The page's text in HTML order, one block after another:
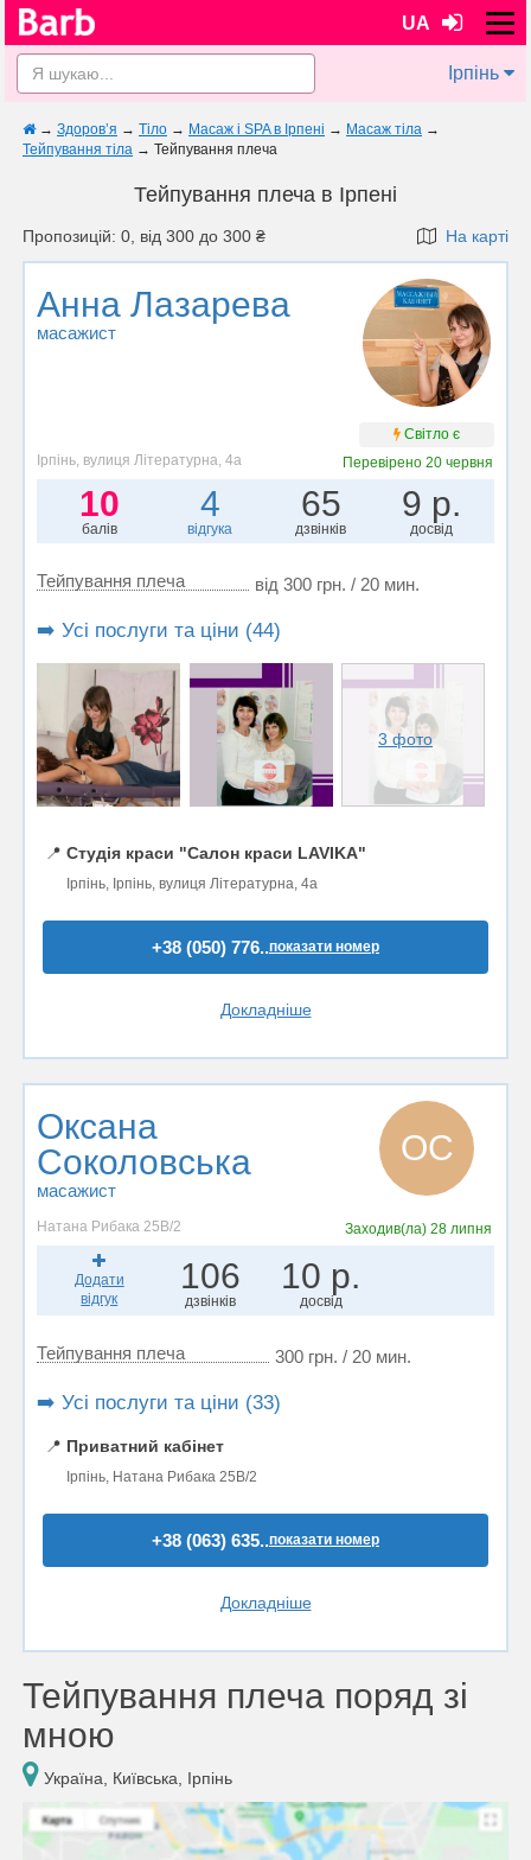
UA
Ірпінь
→ Здоров’я → Тіло → Масаж і SPA в Ірпені → Масаж тіла →
Тейпування тіла → Тейпування плеча
Тейпування плеча в Ірпені
Пропозицій: 0, від 300 до 300 ₴ На карті
Анна Лазарева
масажист
Світло є
Ірпінь, вулиця Літературна, 4а
Перевірено20 червня
10
балів
4
відгука
65
дзвінків
9 р.
досвід
Тейпування плеча від 300 грн. / 20 мин.
➡️ Усі послуги та ціни (44)
3 фото
📍 Студія краси "Салон краси LAVIKA"
Ірпінь, Ірпінь, вулиця Літературна, 4а
+38 (050) 776..показати номер
Докладніше
Оксана
Соколовська
масажист
ОС
Натана Рибака 25В/2 Заходив(ла) 28 липня
Додати
відгук
106
дзвінків
10 р.
досвід
Тейпування плеча 300 грн. / 20 мин.
➡️ Усі послуги та ціни (33)
📍 Приватний кабінет
Ірпінь, Натана Рибака 25В/2
+38 (063) 635..показати номер
Докладніше
Тейпування плеча поряд зі
мною
Україна, Київська, Ірпінь